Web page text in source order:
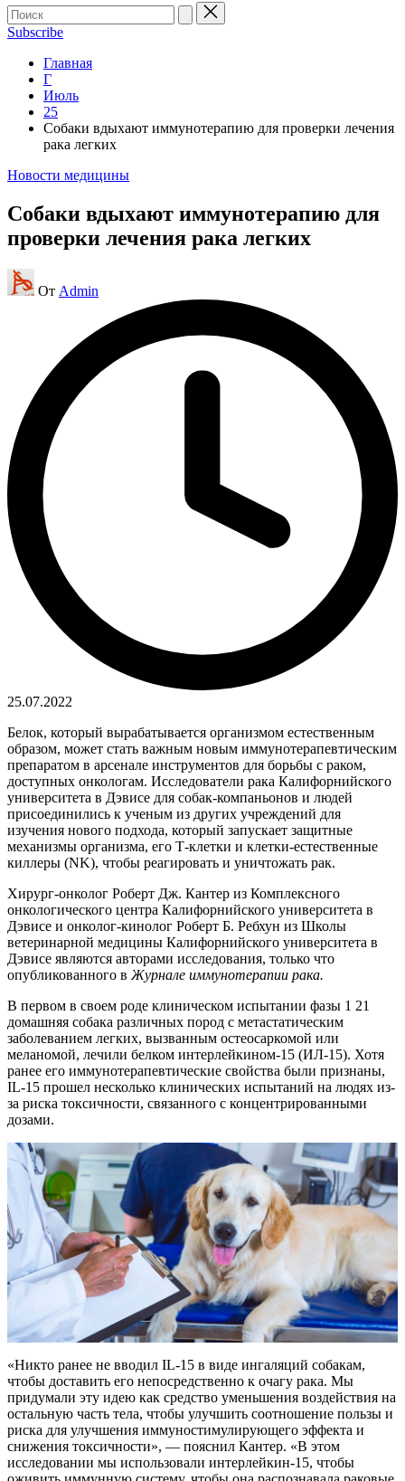
Поиск
для:
Subscribe
Главная
Г
Июль
25
Собаки вдыхают иммунотерапию для проверки лечения
рака легких
Опубликовано
Новости медицины
Собаки вдыхают иммунотерапию для
проверки лечения рака легких
Запись
от
От Admin
25.07.2022
Белок, который вырабатывается организмом естественным
образом, может стать важным новым иммунотерапевтическим
препаратом в арсенале инструментов для борьбы с раком,
доступных онкологам. Исследователи рака Калифорнийского
университета в Дэвисе для собак-компаньонов и людей
присоединились к ученым из других учреждений для
изучения нового подхода, который запускает защитные
механизмы организма, его Т-клетки и клетки-естественные
киллеры (NK), чтобы реагировать и уничтожать рак.
Хирург-онколог Роберт Дж. Кантер из Комплексного
онкологического центра Калифорнийского университета в
Дэвисе и онколог-кинолог Роберт Б. Ребхун из Школы
ветеринарной медицины Калифорнийского университета в
Дэвисе являются авторами исследования, только что
опубликованного в Журнале иммунотерапии рака.
В первом в своем роде клиническом испытании фазы 1 21
домашняя собака различных пород с метастатическим
заболеванием легких, вызванным остеосаркомой или
меланомой, лечили белком интерлейкином-15 (ИЛ-15). Хотя
ранее его иммунотерапевтические свойства были признаны,
IL-15 прошел несколько клинических испытаний на людях из-
за риска токсичности, связанного с концентрированными
дозами.
«Никто ранее не вводил IL-15 в виде ингаляций собакам,
чтобы доставить его непосредственно к очагу рака. Мы
придумали эту идею как средство уменьшения воздействия на
остальную часть тела, чтобы улучшить соотношение пользы и
риска для улучшения иммуностимулирующего эффекта и
снижения токсичности», — пояснил Кантер. «В этом
исследовании мы использовали интерлейкин-15, чтобы